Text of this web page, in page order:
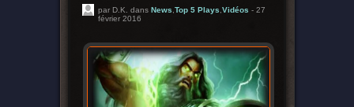
par D.K. dans News,Top 5 Plays,Vidéos - 27
février 2016